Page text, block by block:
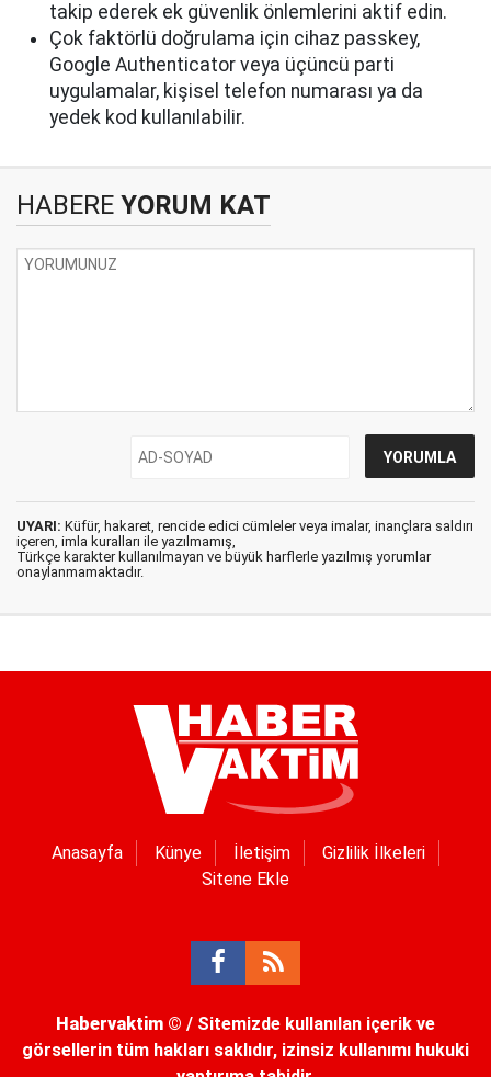
takip ederek ek güvenlik önlemlerini aktif edin.
Çok faktörlü doğrulama için cihaz passkey,
Google Authenticator veya üçüncü parti
uygulamalar, kişisel telefon numarası ya da
yedek kod kullanılabilir.
HABERE YORUM KAT
UYARI: Küfür, hakaret, rencide edici cümleler veya imalar, inançlara saldırı
içeren, imla kuralları ile yazılmamış,
Türkçe karakter kullanılmayan ve büyük harflerle yazılmış yorumlar
onaylanmamaktadır.
Anasayfa Künye İletişim
Gizlilik İlkeleri
Sitene Ekle
Habervaktim © / Sitemizde kullanılan içerik ve
görsellerin tüm hakları saklıdır, izinsiz kullanımı hukuki